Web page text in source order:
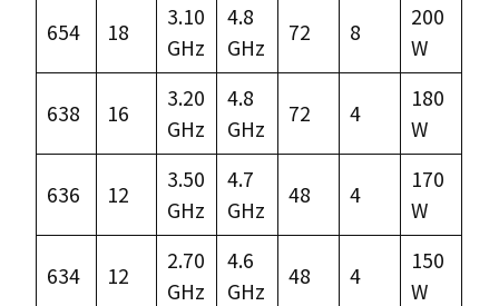
654 18
3.10
GHz
4.8
GHz
72 8
200
W
638 16
3.20
GHz
4.8
GHz
72 4
180
W
636 12
3.50
GHz
4.7
GHz
48 4
170
W
634 12
2.70
GHz
4.6
GHz
48 4
150
W